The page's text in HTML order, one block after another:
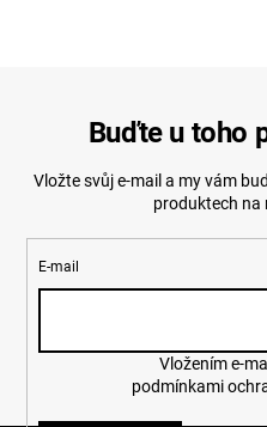
Buďte u toho
Vložte svůj e-mail a my vám
produktech na
E-mail
podmínkami